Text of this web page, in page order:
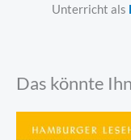
Unterricht als
Das könnte